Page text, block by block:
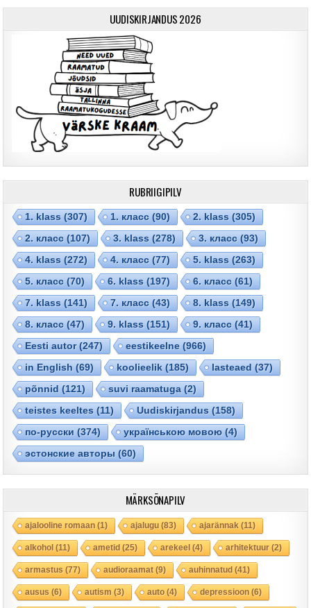
UUDISKIRJANDUS 2026
RUBRIIGIPILV
1. klass (307) 1. класс (90) 2. klass (305)
2. класс (107) 3. klass (278) 3. класс (93)
4. klass (272) 4. класс (77) 5. klass (263)
5. класс (70) 6. klass (197) 6. класс (61)
7. klass (141) 7. класс (43) 8. klass (149)
8. класс (47) 9. klass (151) 9. класс (41)
Eesti autor(247) eestikeelne (966)
in English (69) koolieelik (185) lasteaed (37)
põnnid (121) suvi raamatuga (2)
teistes keeltes (11) Uudiskirjandus (158)
по-русски (374) українською мовою (4)
эстонские авторы (60)
MÄRKSÕNAPILV
ajalooline romaan(1) ajalugu(83) ajarännak (11)
alkohol(11) ametid(25) arekeel(4) arhitektuur(2)
armastus (77) audioraamat(9) auhinnatud(41)
ausus (6) autism (3) auto(4) depressioon(6)